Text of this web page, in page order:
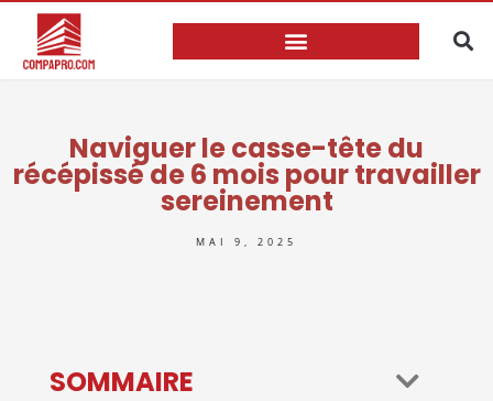
Naviguer le casse-tête du
récépissé de 6 mois pour travailler
sereinement
MAI 9, 2025
SOMMAIRE